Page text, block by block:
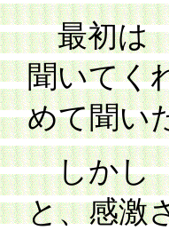
最初は
聞いてく
めて聞い
しかし
と、感激